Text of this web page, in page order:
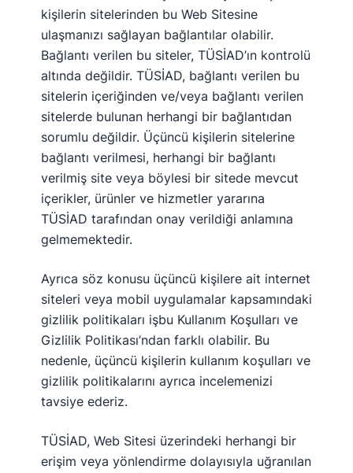
kişilerin sitelerinden bu Web Sitesine
ulaşmanızı sağlayan bağlantılar olabilir.
Bağlantı verilen bu siteler, TÜSİAD’ın kontrolü
altında değildir. TÜSİAD, bağlantı verilen bu
sitelerin içeriğinden ve/veya bağlantı verilen
sitelerde bulunan herhangi bir bağlantıdan
sorumlu değildir. Üçüncü kişilerin sitelerine
bağlantı verilmesi, herhangi bir bağlantı
verilmiş site veya böylesi bir sitede mevcut
içerikler, ürünler ve hizmetler yararına
TÜSİAD tarafından onay verildiği anlamına
gelmemektedir.
Ayrıca söz konusu üçüncü kişilere ait internet
siteleri veya mobil uygulamalar kapsamındaki
gizlilik politikaları işbu Kullanım Koşulları ve
Gizlilik Politikası’ndan farklı olabilir. Bu
nedenle, üçüncü kişilerin kullanım koşulları ve
gizlilik politikalarını ayrıca incelemenizi
tavsiye ederiz.
TÜSİAD, Web Sitesi üzerindeki herhangi bir
erişim veya yönlendirme dolayısıyla uğranılan